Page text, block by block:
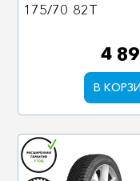
175/70 82T
4
В